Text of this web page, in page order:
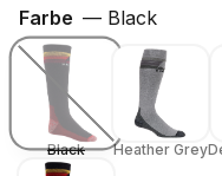
Farbe — Black
Black Heather Grey